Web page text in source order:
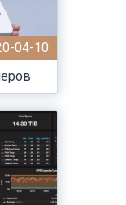
04-10